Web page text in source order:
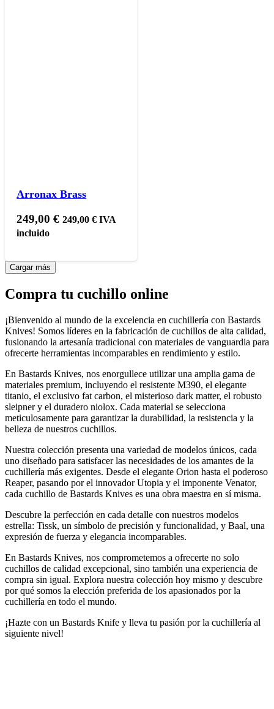
Arronax Brass
249,00€ 249,00€ IVA
incluido
Cargar más
Compra tu cuchillo online
¡Bienvenido al mundo de la excelencia en cuchillería con Bastards
Knives! Somos líderes en la fabricación de cuchillos de alta calidad,
fusionando la artesanía tradicional con materiales de vanguardia para
ofrecerte herramientas incomparables en rendimiento y estilo.
En Bastards Knives, nos enorgullece utilizar una amplia gama de
materiales premium, incluyendo el resistente M390, el elegante
titanio, el exclusivo fat carbon, el misterioso dark matter, el robusto
sleipner y el duradero niolox. Cada material se selecciona
meticulosamente para garantizar la durabilidad, la resistencia y la
belleza de nuestros cuchillos.
Nuestra colección presenta una variedad de modelos únicos, cada
uno diseñado para satisfacer las necesidades de los amantes de la
cuchillería más exigentes. Desde el elegante Orion hasta el poderoso
Reaper, pasando por el innovador Utopia y el imponente Venator,
cada cuchillo de Bastards Knives es una obra maestra en sí misma.
Descubre la perfección en cada detalle con nuestros modelos
estrella: Tissk, un símbolo de precisión y funcionalidad, y Baal, una
expresión de fuerza y elegancia incomparables.
En Bastards Knives, nos comprometemos a ofrecerte no solo
cuchillos de calidad excepcional, sino también una experiencia de
compra sin igual. Explora nuestra colección hoy mismo y descubre
por qué somos la elección preferida de los apasionados por la
cuchillería en todo el mundo.
¡Hazte con un Bastards Knife y lleva tu pasión por la cuchillería al
siguiente nivel!